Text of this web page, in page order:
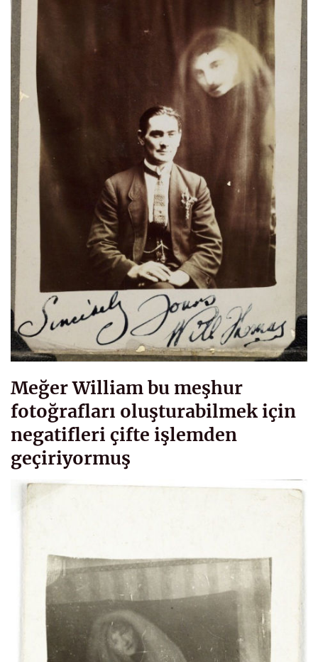
Meğer William bu meşhur
fotoğrafları oluşturabilmek için
negatifleri çifte işlemden
geçiriyormuş